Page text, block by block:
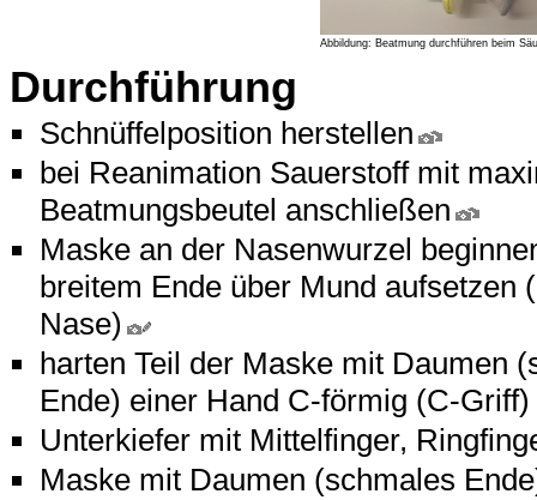
Abbildung: Beatmung durchführen beim
Durchführung
Schnüffelposition herstellen
bei Reanimation Sauerstoff mit
Beatmungsbeutel anschließen
Maske an der Nasenwurzel
breitem Ende über Mund aufsetzen
Nase)
harten Teil der Maske mit Daumen
Ende) einer Hand C-förmig (C-
Unterkiefer mit Mittelfinger,
Maske mit Daumen (schmales